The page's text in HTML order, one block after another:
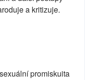
a kritizuje.
promiskuita